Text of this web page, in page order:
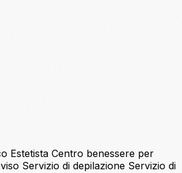
Estetista Centro benessere per
Servizio di depilazione Servizio di